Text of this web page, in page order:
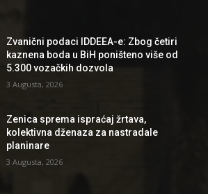
Zvanični podaci IDDEEA-e: Zbog četiri
kaznena boda u BiH poništeno više od
5.300 vozačkih dozvola
3 Augusta, 2026
Zenica sprema ispraćaj žrtava,
kolektivna dženaza za nastradale
planinare
3 Augusta, 2026